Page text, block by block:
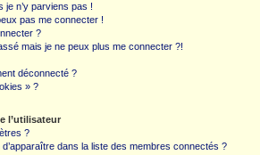
je n’y parviens pas !
pas me connecter !
?
mais je ne peux plus me connecter ?!
déconnecté ?
» ?
l’utilisateur
?
dans la liste des membres connectés ?